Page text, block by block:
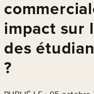
impact sur
des
?